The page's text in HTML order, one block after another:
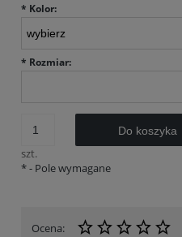
* Kolor:
* Rozmiar:
szt.
Do koszyka
*- Pole wymagane
Ocena: